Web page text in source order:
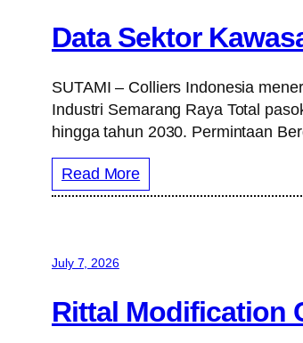
Data Sektor
SUTAMI – Colliers Indonesia
Industri Semarang Raya Total
hingga tahun 2030. Permintaan
Read More
July 7, 2026
Rittal Modification